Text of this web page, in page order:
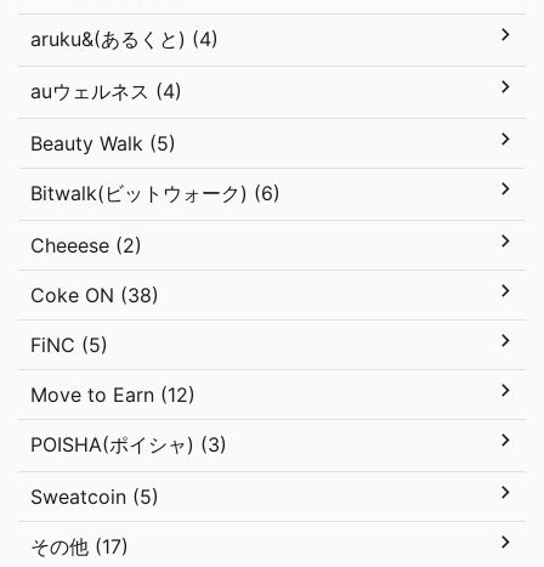
aruku&(あるくと) (4)
auウェルネス (4)
Beauty Walk (5)
Bitwalk(ビットウォーク) (6)
Cheeese (2)
Coke ON (38)
FiNC (5)
Move to Earn (12)
POISHA(ポイシャ) (3)
Sweatcoin (5)
その他 (17)